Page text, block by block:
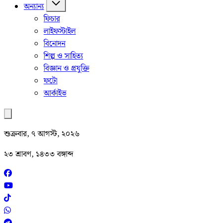
অন্যান্য
ফিচার
লাইফস্টাইল
বিনোদন
শিল্প ও সাহিত্য
বিজ্ঞান ও প্রযুক্তি
ফটো
আর্কাইভ
শুক্রবার, ৭ আগস্ট, ২০২৬
২৩ শ্রাবণ, ১৪৩৩ বঙ্গাব্দ